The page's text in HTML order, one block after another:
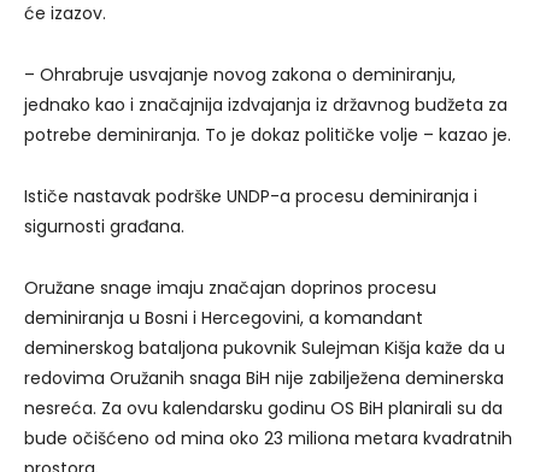
će izazov.
– Ohrabruje usvajanje novog zakona o deminiranju,
jednako kao i značajnija izdvajanja iz državnog budžeta za
potrebe deminiranja. To je dokaz političke volje – kazao je.
Ističe nastavak podrške UNDP-a procesu deminiranja i
sigurnosti građana.
Oružane snage imaju značajan doprinos procesu
deminiranja u Bosni i Hercegovini, a komandant
deminerskog bataljona pukovnik Sulejman Kišja kaže da u
redovima Oružanih snaga BiH nije zabilježena deminerska
nesreća. Za ovu kalendarsku godinu OS BiH planirali su da
bude očišćeno od mina oko 23 miliona metara kvadratnih